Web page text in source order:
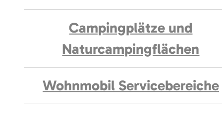
Campingplätze und
Naturcampingflächen
Wohnmobil Servicebereiche